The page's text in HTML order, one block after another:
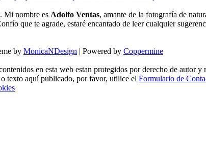
Mi nombre es Adolfo Ventas, amante de la fotografía de
que te agrade, estaré encantado de leer cualquier
by MonicaNDesign | Powered by Coppermine
en esta web estan protegidos por derecho de autor
texto aquí publicado, por favor, utilice el Formulario de